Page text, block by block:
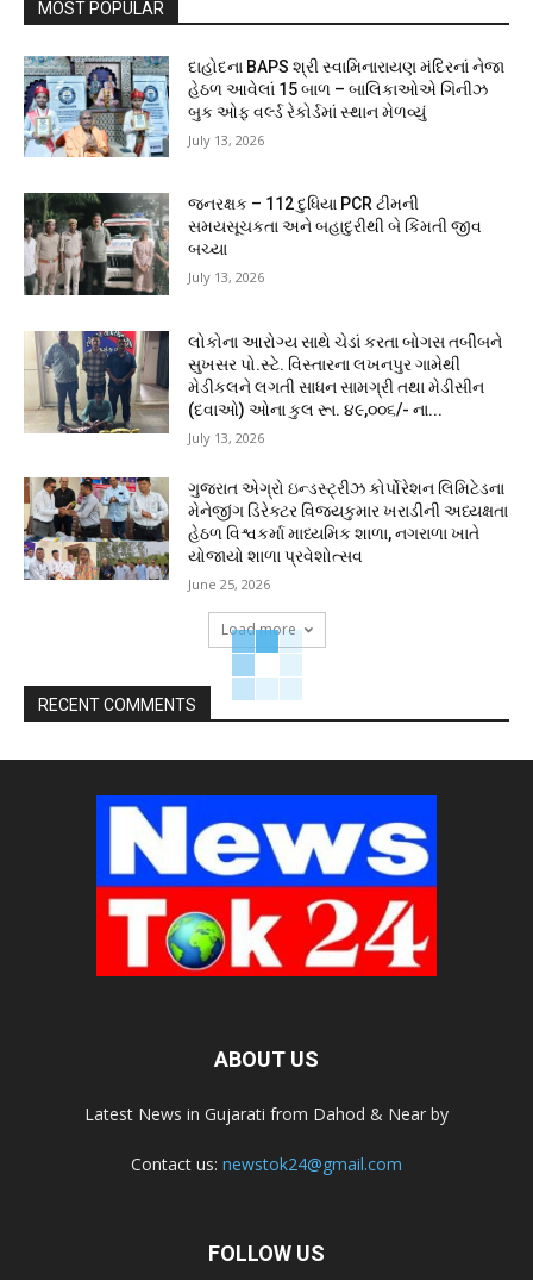
MOST POPULAR
દાહોદના BAPS શ્રી સ્વામિનારાયણ મંદિરનાં નેજા
હેઠળ આવેલાં 15 બાળ – બાલિકાઓએ ગિનીઝ
બુક ઓફ વર્લ્ડ રેકોર્ડમાં સ્થાન મેળવ્યું
July 13, 2026
જનરક્ષક – 112 દુધિયા PCR ટીમની
સમયસૂચકતા અને બહાદુરીથી બે કિંમતી જીવ
બચ્યા
July 13, 2026
લોકોના આરોગ્ય સાથે ચેડાં કરતા બોગસ તબીબને
સુખસર પો.સ્ટે. વિસ્તારના લખનપુર ગામેથી
મેડીકલને લગતી સાધન સામગ્રી તથા મેડીસીન
(દવાઓ) ઓના કુલ રૂા. ૪૯,૦૦૬/- ના...
July 13, 2026
ગુજરાત એગ્રો ઇન્ડસ્ટ્રીઝ કોર્પોરેશન લિમિટેડના
મેનેજીંગ ડિરેક્ટર વિજયકુમાર ખરાડીની અધ્યક્ષતા
હેઠળ વિશ્વકર્મા માધ્યમિક શાળા, નગરાળા ખાતે
યોજાયો શાળા પ્રવેશોત્સવ
June 25, 2026
Load more
RECENT COMMENTS
ABOUT US
Latest News in Gujarati from Dahod & Near by
Contact us: newstok24@gmail.com
FOLLOW US